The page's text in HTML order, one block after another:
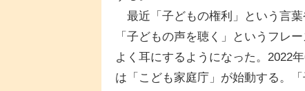
最近「子どもの権利」という言葉
「子どもの声を聴く」というフレ
よく耳にするようになった。2022
は「こども家庭庁」が始動する。